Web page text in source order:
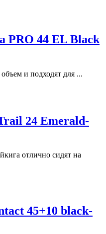
PRO 44 EL Black
и подходят для ...
24 Emerald-
отлично сидят на
45+10 black-